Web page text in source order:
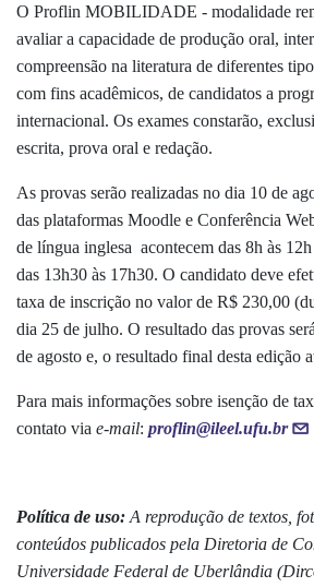
O Proflin MOBILIDADE - modalidade
avaliar a capacidade de produção oral,
compreensão na literatura de diferentes
com fins acadêmicos, de candidatos a
internacional. Os exames constarão,
escrita, prova oral e redação.
As provas serão realizadas no dia 10 de
das plataformas Moodle e Conferência
de língua inglesa acontecem das 8h às
das 13h30 às 17h30. O candidato deve
taxa de inscrição no valor de R$ 230,00
dia 25 de julho. O resultado das provas
de agosto e, o resultado final desta edição
Para mais informações sobre isenção de
contato via e-mail: proflin@ileel.ufu.br
Política de uso: A reprodução de textos,
conteúdos publicados pela Diretoria de
Universidade Federal de Uberlândia